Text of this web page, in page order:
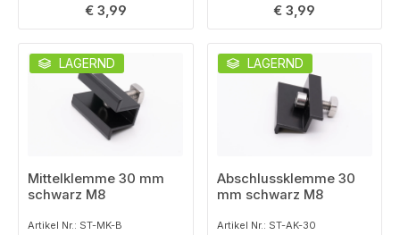
Regulärer Preis:
€ 3,99 Regulärer Preis:
€ 3,99
LAGERND
Mittelklemme 30 mm
schwarz M8
Artikel Nr.: ST-MK-B
LAGERND
Abschlussklemme 30
mm schwarz M8
Artikel Nr.: ST-AK-30